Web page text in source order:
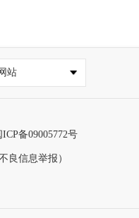
站
ICP备09005772号
良信息举报）